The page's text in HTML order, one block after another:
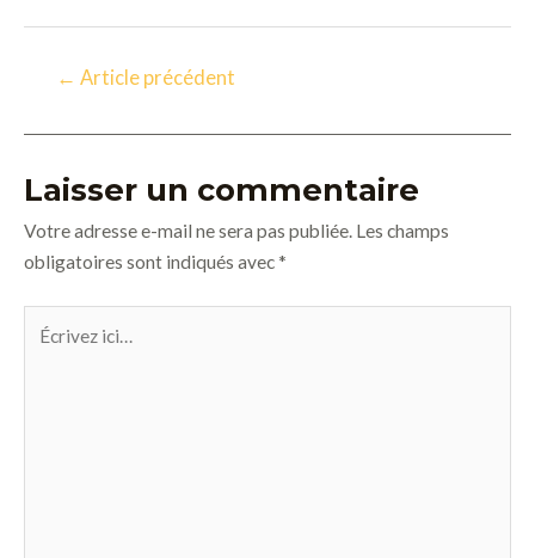
← Article précédent
Laisser un commentaire
Votre adresse e-mail ne sera pas publiée. Les champs
obligatoires sont indiqués avec *